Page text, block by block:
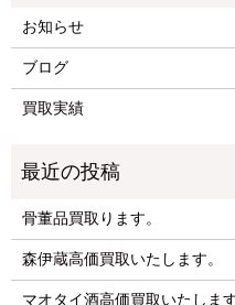
お知らせ
ブログ
買取実績
骨董品買取ります。
森伊蔵高価買取いたします。
マオタイ酒高価買取いたします